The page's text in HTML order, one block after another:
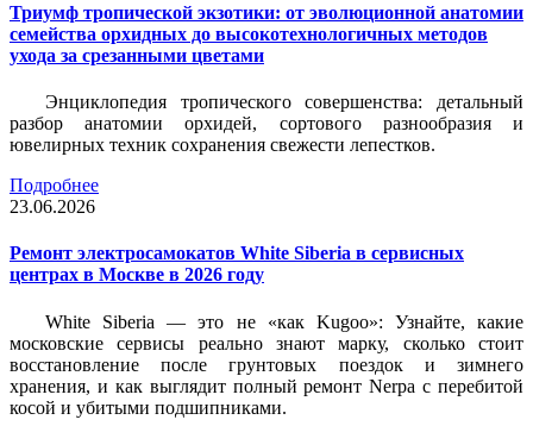
Триумф тропической экзотики: от эволюционной анатомии
семейства орхидных до высокотехнологичных методов
ухода за срезанными цветами
Энциклопедия тропического совершенства: детальный
разбор анатомии орхидей, сортового разнообразия и
ювелирных техник сохранения свежести лепестков.
Подробнее
23.06.2026
Ремонт электросамокатов White Siberia в сервисных
центрах в Москве в 2026 году
White Siberia — это не «как Kugoo»: Узнайте, какие
московские сервисы реально знают марку, сколько стоит
восстановление после грунтовых поездок и зимнего
хранения, и как выглядит полный ремонт Nerpa с перебитой
косой и убитыми подшипниками.